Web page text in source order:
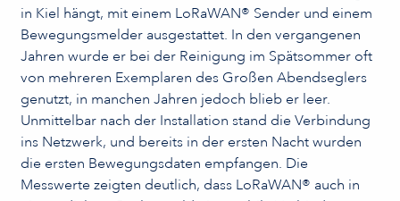
in Kiel hängt, mit einem LoRaWAN® Sender und einem
Bewegungsmelder ausgestattet. In den vergangenen
Jahren wurde er bei der Reinigung im Spätsommer oft
von mehreren Exemplaren des Großen Abendseglers
genutzt, in manchen Jahren jedoch blieb er leer.
Unmittelbar nach der Installation stand die Verbindung
ins Netzwerk, und bereits in der ersten Nacht wurden
die ersten Bewegungsdaten empfangen. Die
Messwerte zeigten deutlich, dass LoRaWAN® auch in